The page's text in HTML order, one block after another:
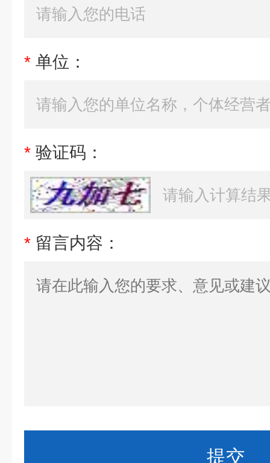
* 单位：
* 验证码：
* 留言内容：